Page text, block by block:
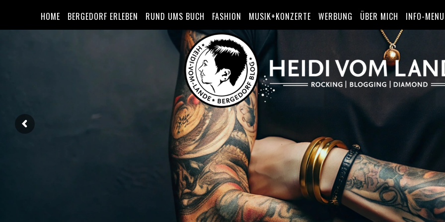
HOME BERGEDORF ERLEBEN RUND UMS BUCH FASHION MUSIK+KONZERTE WERBUNG ÜBER MICH INFO-